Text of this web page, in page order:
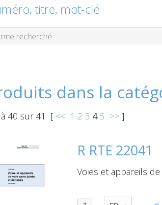
titre, mot-clé
dans la
à 40 sur41 [ << 1 2 3 4 5 >> ]
R RTE 22041
Voies et appareils